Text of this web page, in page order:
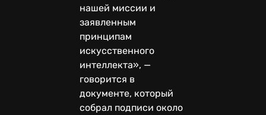
нашей миссии и
заявленным
принципам
искусственного
интеллекта», —
говорится в
документе, который
собрал подписи около